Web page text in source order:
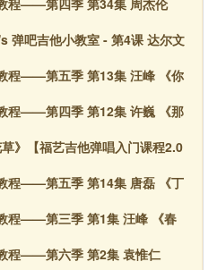
弹吧吉他小教室 - 第4课 达尔文
程——第五季 第13集 汪峰 《你
程——第四季 第12集 许巍 《那
》【福艺吉他弹唱入门课程2.0
程——第五季 第14集 唐磊 《丁
程——第三季 第1集 汪峰 《春
程——第六季 第2集 袁惟仁